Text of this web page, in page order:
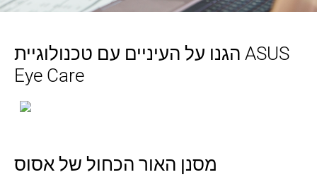
הגנו על העיניים עם טכנולוגיית ASUS
Eye Care
מסנן האור הכחול של אסוס